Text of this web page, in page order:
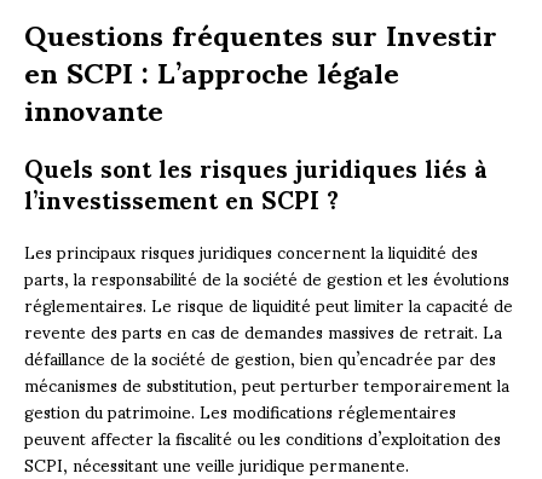
Questions fréquentes sur Investir
en SCPI : L’approche légale
innovante
Quels sont les risques juridiques liés à
l’investissement en SCPI ?
Les principaux risques juridiques concernent la liquidité des
parts, la responsabilité de la société de gestion et les évolutions
réglementaires. Le risque de liquidité peut limiter la capacité de
revente des parts en cas de demandes massives de retrait. La
défaillance de la société de gestion, bien qu’encadrée par des
mécanismes de substitution, peut perturber temporairement la
gestion du patrimoine. Les modifications réglementaires
peuvent affecter la fiscalité ou les conditions d’exploitation des
SCPI, nécessitant une veille juridique permanente.